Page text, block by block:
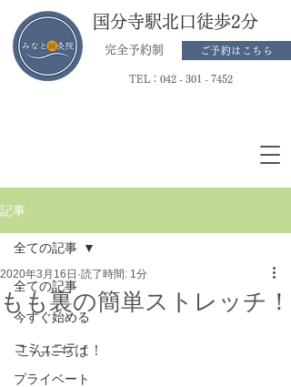
国分寺駅北口徒歩2分
完全予約制 ご予約はこちら
TEL： 042 - 301 - 7452
記事
全ての記事
今すぐ始める
コミュニティ
プライベート
全ての記事
もも裏の簡単ストレッチ！
2020年3月16日 読了時間: 1分
こんにちは！